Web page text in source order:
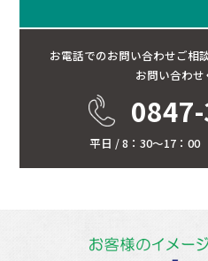
お電話でのお問い合わせご相談
お問い合わせ
平日 / 8：30～17：00